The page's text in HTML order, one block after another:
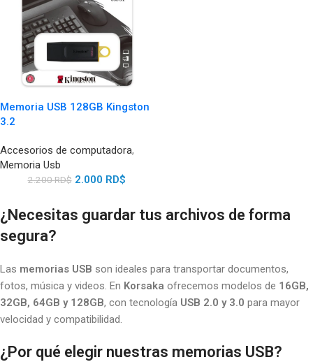
Memoria USB 128GB Kingston
3.2
Accesorios de computadora,
Memoria Usb
2.200RD$ 2.000 RD$
¿Necesitas guardar tus archivos de forma
segura?
Las memorias USB son ideales para transportar documentos,
fotos, música y videos. En Korsaka ofrecemos modelos de 16GB,
32GB, 64GB y 128GB, con tecnología USB 2.0 y 3.0 para mayor
velocidad y compatibilidad.
¿Por qué elegir nuestras memorias USB?